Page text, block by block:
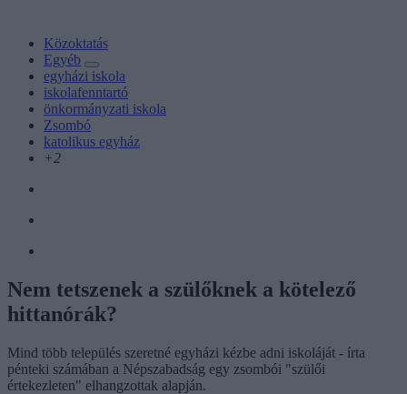
Közoktatás
Egyéb
egyházi iskola
iskolafenntartó
önkormányzati iskola
Zsombó
katolikus egyház
+2
Nem tetszenek a szülőknek a kötelező
hittanórák?
Mind több település szeretné egyházi kézbe adni iskoláját - írta
pénteki számában a Népszabadság egy zsombói "szülői
értekezleten" elhangzottak alapján.